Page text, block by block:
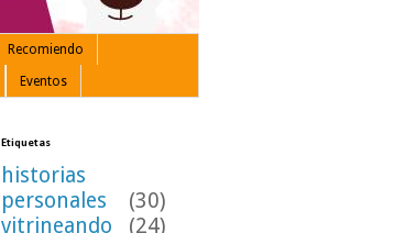
Recomiendo
Eventos
Etiquetas
historias
personales
(30)
vitrineando
(24)